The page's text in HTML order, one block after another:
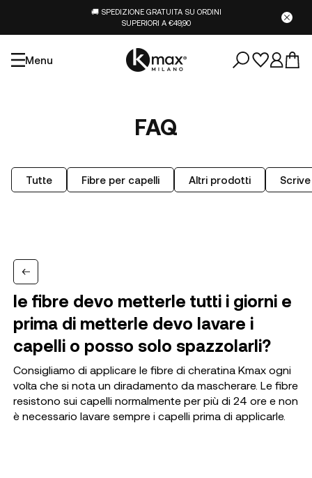
🚚 SPEDIZIONE GRATUITA SU ORDINI
SUPERIORI A €49,90
Menu
FAQ
Tutte Fibre per capelli Altri prodotti
le fibre devo metterle tutti i giorni e
prima di metterle devo lavare i
capelli o posso solo spazzolarli?
Consigliamo di applicare le fibre di cheratina Kmax ogni
volta che si nota un diradamento da mascherare. Le fibre
resistono sui capelli normalmente per più di 24 ore e non
è necessario lavare sempre i capelli prima di applicarle.